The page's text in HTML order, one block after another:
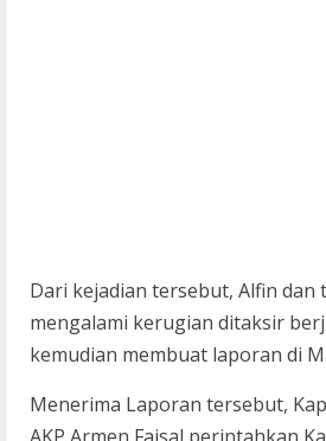
Dari kejadian tersebut, Alfin dan
mengalami kerugian ditaksir
kemudian membuat laporan di
Menerima Laporan tersebut,